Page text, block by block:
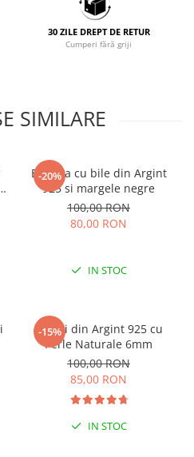
30 ZILE DREPT DE RETUR
Cumperi fără griji
SIMILARE
-20%
Bratara cu bile din Argint
925 si margele negre
100,00 RON
80,00 RON
IN STOC
-15%
Cercei din Argint 925 cu
Perle Naturale 6mm
100,00 RON
85,00 RON
IN STOC